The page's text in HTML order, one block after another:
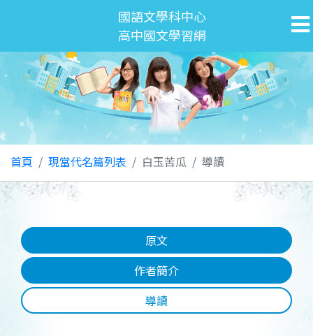
國語文學科中心
高中國文學習網
首頁 現當代名篇列表 白玉苦瓜 導讀
原文
作者簡介
導讀